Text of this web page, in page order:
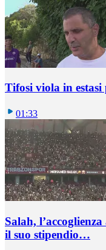
Tifosi viola in
01:33
Salah,
il suo stipendio…